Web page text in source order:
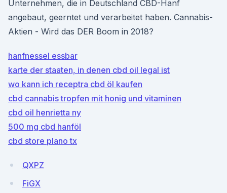
Unternehmen, die in Deutschland CBD-Hanf
angebaut, geerntet und verarbeitet haben. Cannabis-
Aktien - Wird das DER Boom in 2018?
hanfnessel essbar
karte der staaten, in denen cbd oil legal ist
wo kann ich receptra cbd öl kaufen
cbd cannabis tropfen mit honig und vitaminen
cbd oil henrietta ny
500 mg cbd hanföl
cbd store plano tx
QXPZ
FiGX